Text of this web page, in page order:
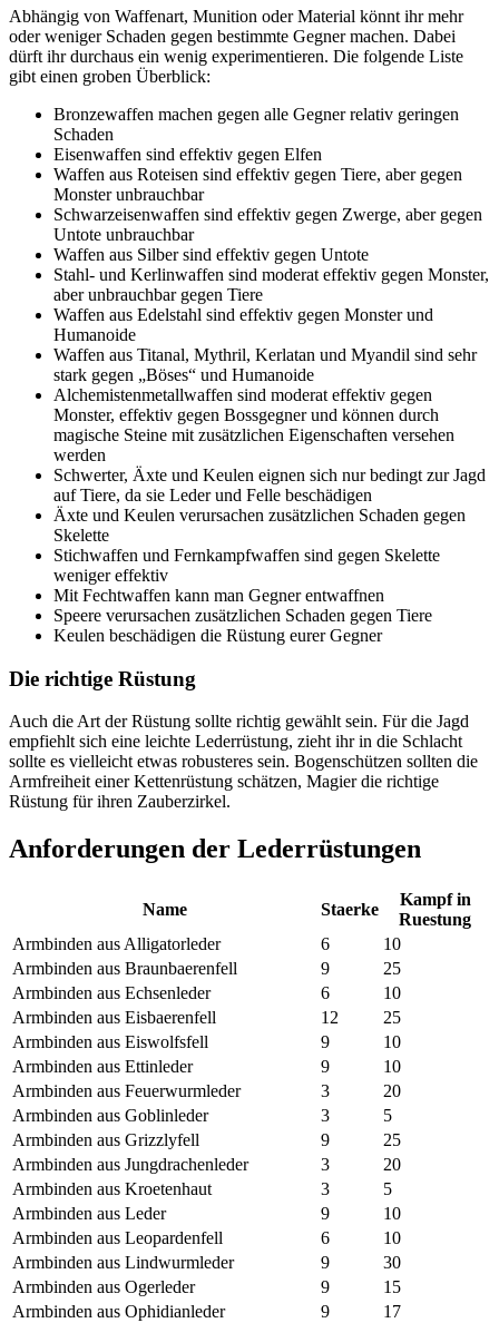
Abhängig von Waffenart, Munition oder Material könnt ihr mehr
oder weniger Schaden gegen bestimmte Gegner machen. Dabei
dürft ihr durchaus ein wenig experimentieren. Die folgende Liste
gibt einen groben Überblick:
Bronzewaffen machen gegen alle Gegner relativ geringen
Schaden
Eisenwaffen sind effektiv gegen Elfen
Waffen aus Roteisen sind effektiv gegen Tiere, aber gegen
Monster unbrauchbar
Schwarzeisenwaffen sind effektiv gegen Zwerge, aber gegen
Untote unbrauchbar
Waffen aus Silber sind effektiv gegen Untote
Stahl- und Kerlinwaffen sind moderat effektiv gegen Monster,
aber unbrauchbar gegen Tiere
Waffen aus Edelstahl sind effektiv gegen Monster und
Humanoide
Waffen aus Titanal, Mythril, Kerlatan und Myandil sind sehr
stark gegen „Böses“ und Humanoide
Alchemistenmetallwaffen sind moderat effektiv gegen
Monster, effektiv gegen Bossgegner und können durch
magische Steine mit zusätzlichen Eigenschaften versehen
werden
Schwerter, Äxte und Keulen eignen sich nur bedingt zur Jagd
auf Tiere, da sie Leder und Felle beschädigen
Äxte und Keulen verursachen zusätzlichen Schaden gegen
Skelette
Stichwaffen und Fernkampfwaffen sind gegen Skelette
weniger effektiv
Mit Fechtwaffen kann man Gegner entwaffnen
Speere verursachen zusätzlichen Schaden gegen Tiere
Keulen beschädigen die Rüstung eurer Gegner
Die richtige Rüstung
Auch die Art der Rüstung sollte richtig gewählt sein. Für die Jagd
empfiehlt sich eine leichte Lederrüstung, zieht ihr in die Schlacht
sollte es vielleicht etwas robusteres sein. Bogenschützen sollten die
Armfreiheit einer Kettenrüstung schätzen, Magier die richtige
Rüstung für ihren Zauberzirkel.
Anforderungen der Lederrüstungen
Name Staerke
Kampf in
Ruestung
Armbinden aus Alligatorleder
6
10
Armbinden aus Braunbaerenfell
9
25
Armbinden aus Echsenleder
6
10
Armbinden aus Eisbaerenfell
12
25
Armbinden aus Eiswolfsfell
9
10
Armbinden aus Ettinleder
9
10
Armbinden aus Feuerwurmleder
3
20
Armbinden aus Goblinleder
3
5
Armbinden aus Grizzlyfell
9
25
Armbinden aus Jungdrachenleder
3
20
Armbinden aus Kroetenhaut
3
5
Armbinden aus Leder
9
10
Armbinden aus Leopardenfell
6
10
Armbinden aus Lindwurmleder
9
30
Armbinden aus Ogerleder
9
15
Armbinden aus Ophidianleder
9
17